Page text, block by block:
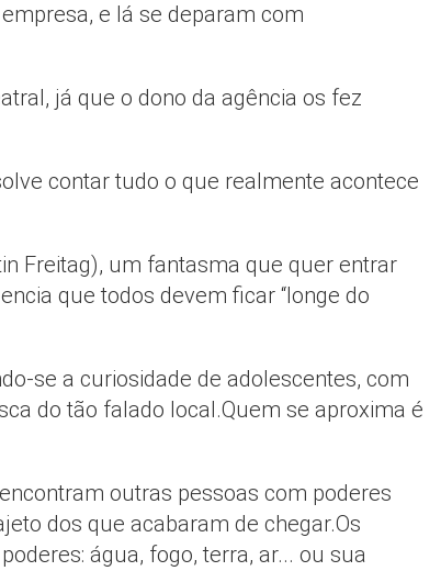
e lá se deparam com
já que o dono da agência os fez
contar tudo o que realmente acontece
Freitag), um fantasma que quer entrar
que todos devem ficar “longe do
se a curiosidade de adolescentes, com
do tão falado local.Quem se aproxima é
outras pessoas com poderes
dos que acabaram de chegar.Os
água, fogo, terra, ar... ou sua